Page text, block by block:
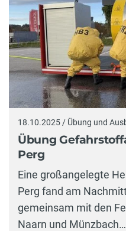
18.10.2025 / Übung und
Übung
Perg
Eine großangelegte
Perg fand am
gemeinsam mit den
Naarn und Münzbach…